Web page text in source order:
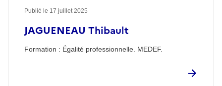
JAGUENEAU Thibault
Formation : Égalité professionnelle. MEDEF.
Publié le 17 juillet 2025